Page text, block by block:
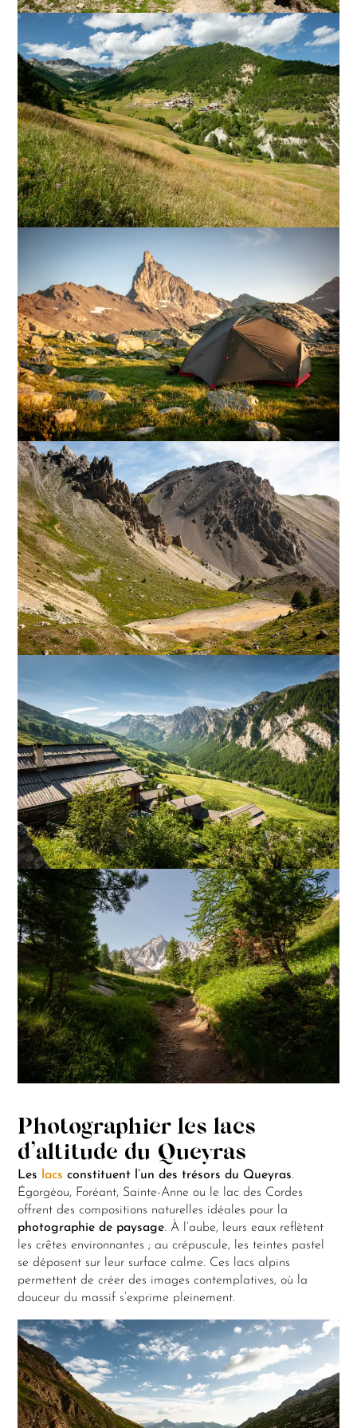
Photographier les lacs
d’altitude du Queyras
Les lacs constituent l’un des trésors du Queyras.
Égorgéou, Foréant, Sainte-Anne ou le lac des Cordes
offrent des compositions naturelles idéales pour la
photographie de paysage. À l’aube, leurs eaux reflètent
les crêtes environnantes ; au crépuscule, les teintes pastel
se déposent sur leur surface calme. Ces lacs alpins
permettent de créer des images contemplatives, où la
douceur du massif s’exprime pleinement.